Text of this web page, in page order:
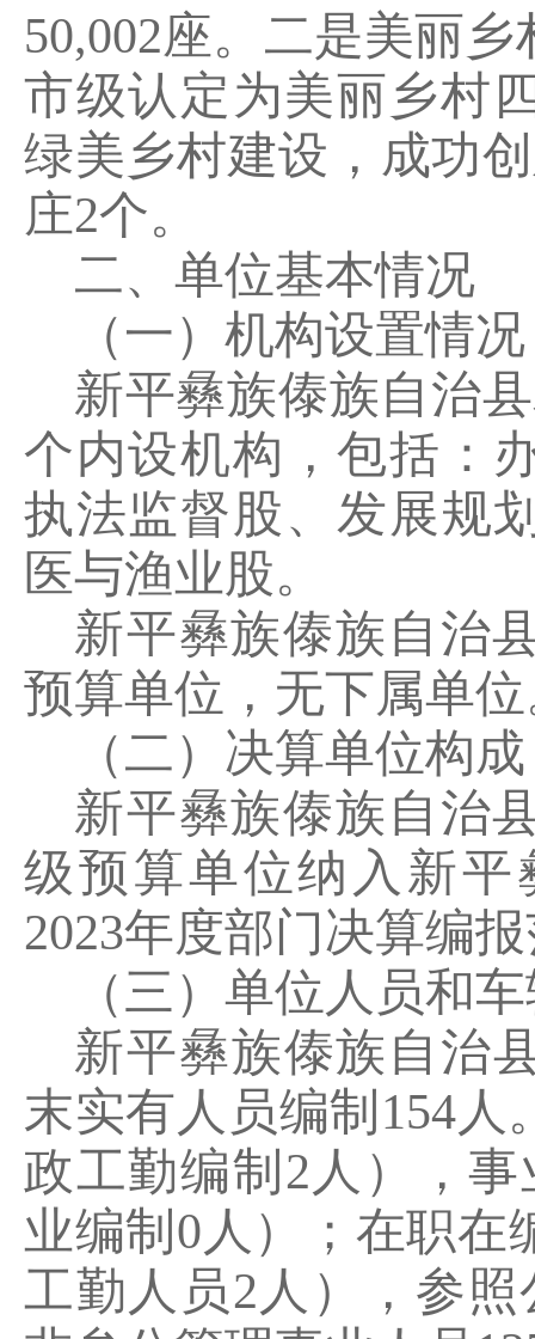
50,002座。二是美丽
市级认定为美丽乡村
绿美乡村建设，成功
庄2个。
二、单位基本情况
（一）机构设置情况
新平彝族傣族自治
个内设机构，包括：
执法监督股、发展规
医与渔业股。
新平彝族傣族自治
预算单位，无下属单
（二）决算单位构成
新平彝族傣族自治
级预算单位纳入新
2023年度部门决算编
（三）单位人员和
新平彝族傣族自治
末实有人员编制 154人
政工勤编制 2 人），
业编制 0 人）；在职在
工勤人员2 人），参